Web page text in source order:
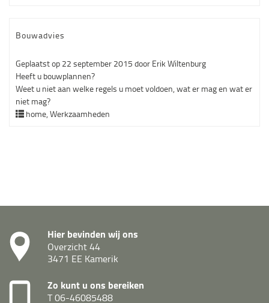
Bouwadvies
Geplaatst op 22 september 2015 door Erik Wiltenburg
Heeft u bouwplannen?
Weet u niet aan welke regels u moet voldoen, wat er mag en wat er
niet mag?
home,Werkzaamheden
Hier bevinden wij ons
Overzicht 44
3471 EE Kamerik
Zo kunt u ons bereiken
T06-46085488